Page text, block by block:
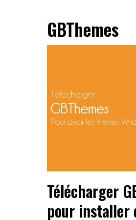
GBThemes
Télécharger
pour installer